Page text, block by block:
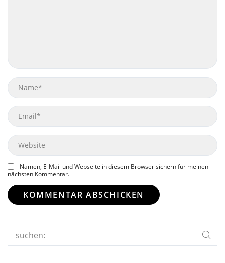
Name
Email
Website
Namen, E-Mail und Webseite in diesem Browser sichern für meinen
nächsten Kommentar.
Search